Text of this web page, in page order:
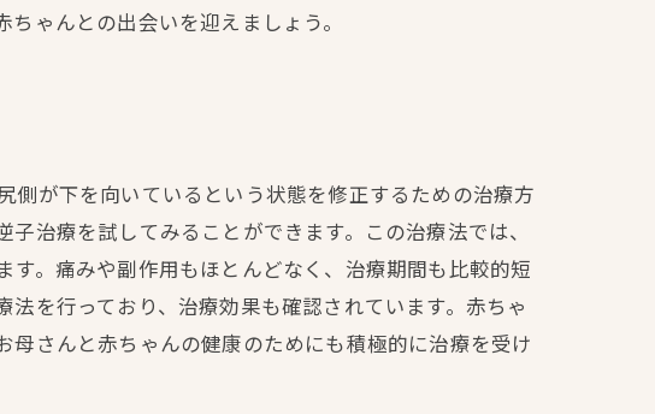
ゃんとの出会いを迎えましょう。
が下を向いているという状態を修正するための治療方
治療を試してみることができます。この治療法では、
。痛みや副作用もほとんどなく、治療期間も比較的短
を行っており、治療効果も確認されています。赤ちゃ
さんと赤ちゃんの健康のためにも積極的に治療を受け